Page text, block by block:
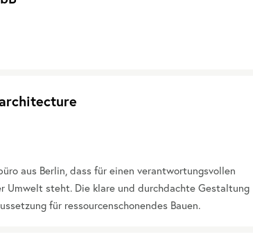
aus Berlin, dass für einen verantwortungsvollen
Umwelt steht. Die klare und durchdachte Gestaltung
für ressourcenschonendes Bauen.